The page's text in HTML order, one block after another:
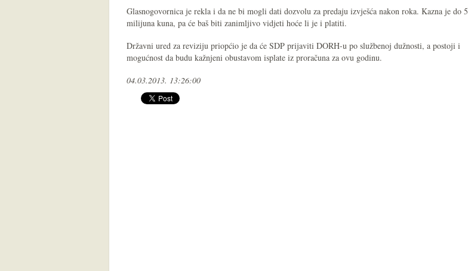
Glasnogovornica je rekla i da ne bi mogli dati dozvolu za predaju izvješća nakon roka. Kazna je do 5
milijuna kuna, pa će baš biti zanimljivo vidjeti hoće li je i platiti.
Državni ured za reviziju priopćio je da će SDP prijaviti DORH-u po službenoj dužnosti, a postoji i
mogućnost da budu kažnjeni obustavom isplate iz proračuna za ovu godinu.
04.03.2013. 13:26:00